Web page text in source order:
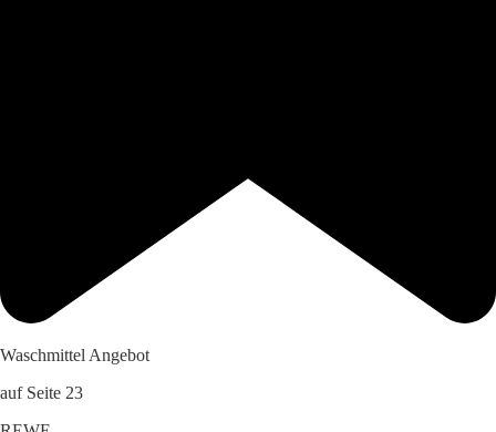
Waschmittel Angebot
auf Seite 23